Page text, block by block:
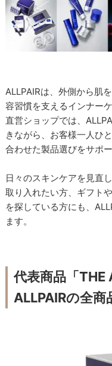
ALLPAIRは、外側から肌
容習慣を支えるインナー
直営ショップでは、
きながら、お客様一人ひ
合わせた製品選びをサポ
日々のスキンケアを見直
取り入れたい方、ギフト
を探している方にも、
ます。
代表商品「THE
ALLPAIRの全商